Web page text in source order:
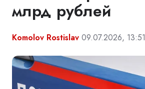
млрд рублей
Komolov Rostislav 09.07.2026, 13:51